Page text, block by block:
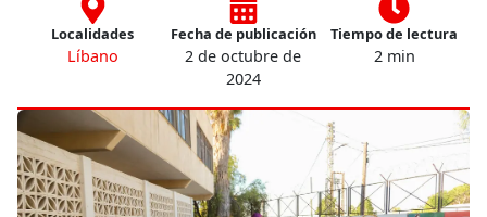
Localidades
Líbano
Fecha de publicación
2 de octubre de
2024
Tiempo de lectura
2 min